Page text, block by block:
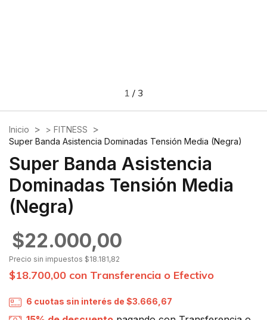
1 / 3
Inicio > > FITNESS >
Super Banda Asistencia Dominadas Tensión Media (Negra)
Super Banda Asistencia
Dominadas Tensión Media
(Negra)
$22.000,00
Precio sin impuestos $18.181,82
$18.700,00 con Transferencia o Efectivo
6 cuotas sin interés de$3.666,67